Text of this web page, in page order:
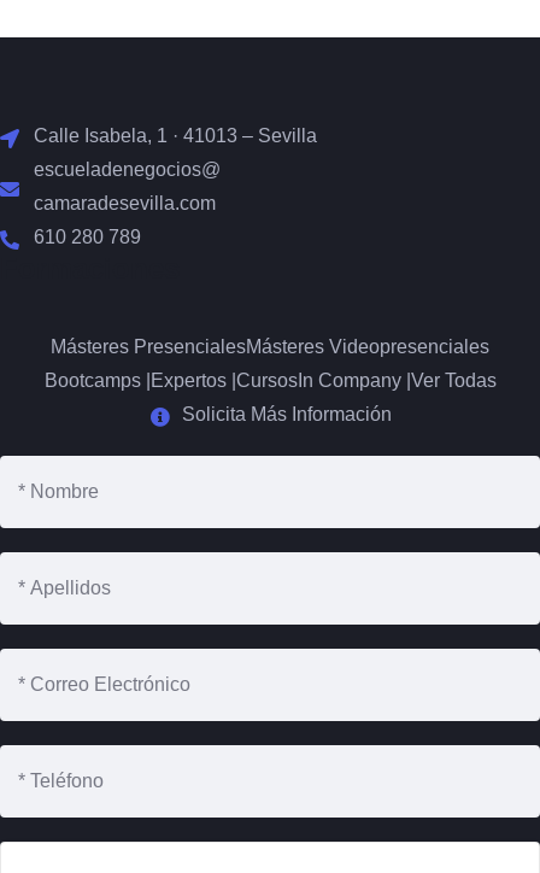
Calle Isabela, 1 · 41013 – Sevilla
escueladenegocios@
camaradesevilla.com
610 280 789
Másteres PresencialesMásteres Videopresenciales
Bootcamps | Expertos | CursosIn Company | Ver Todas
Solicita Más Información